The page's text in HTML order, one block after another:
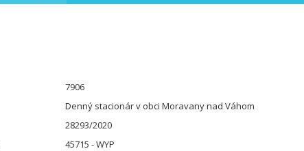
7906
Denný stacionár v obci Moravany nad Váhom
28293/2020
45715 - WYP